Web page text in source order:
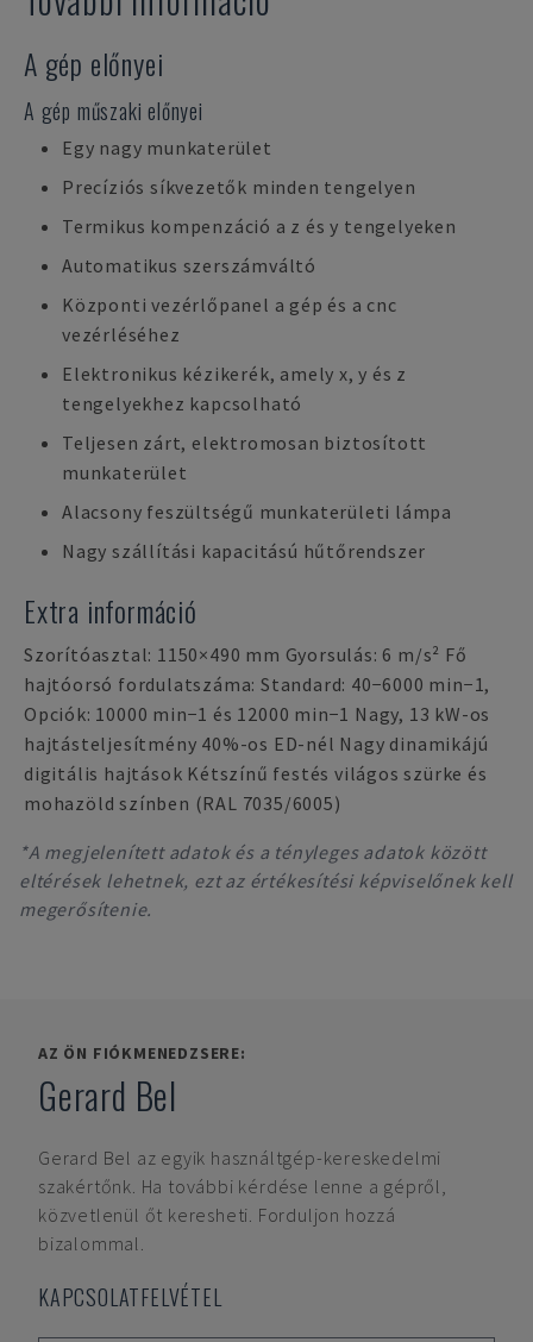
A gép előnyei
A gép műszaki előnyei
Egy nagy munkaterület
Precíziós síkvezetők minden tengelyen
Termikus kompenzáció a z és y tengelyeken
Automatikus szerszámváltó
Központi vezérlőpanel a gép és a cnc
vezérléséhez
Elektronikus kézikerék, amely x, y és z
tengelyekhez kapcsolható
Teljesen zárt, elektromosan biztosított
munkaterület
Alacsony feszültségű munkaterületi lámpa
Nagy szállítási kapacitású hűtőrendszer
Extra információ
Szorítóasztal: 1150×490 mm Gyorsulás: 6 m/s² Fő
hajtóorsó fordulatszáma: Standard: 40−6000 min−1,
Opciók: 10000 min−1 és 12000 min−1 Nagy, 13 kW-os
hajtásteljesítmény 40%-os ED-nél Nagy dinamikájú
digitális hajtások Kétszínű festés világos szürke és
mohazöld színben (RAL 7035/6005)
*A megjelenített adatok és a tényleges adatok között
eltérések lehetnek, ezt az értékesítési képviselőnek kell
megerősítenie.
AZ ÖN FIÓKMENEDZSERE:
Gerard Bel
Gerard Bel az egyik használtgép-kereskedelmi
szakértőnk. Ha további kérdése lenne a gépről,
közvetlenül őt keresheti. Forduljon hozzá
bizalommal.
KAPCSOLATFELVÉTEL